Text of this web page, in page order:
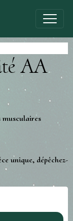
AA
musculaires
unique, dépêchez-